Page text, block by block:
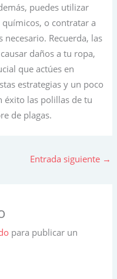
puedes utilizar
o contratar a
Recuerda, las
daños a tu ropa,
que actúes en
estrategias y un poco
éxito las polillas de tu
de plagas.
Entrada siguiente →
para publicar un